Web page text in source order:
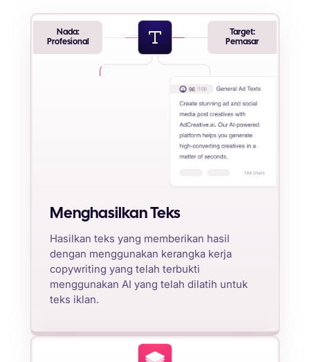
Nada:
Profesional
Target:
Pemasar
Menghasilkan Teks
Hasilkan teks yang memberikan hasil
dengan menggunakan kerangka kerja
copywriting yang telah terbukti
menggunakan AI yang telah dilatih untuk
teks iklan.